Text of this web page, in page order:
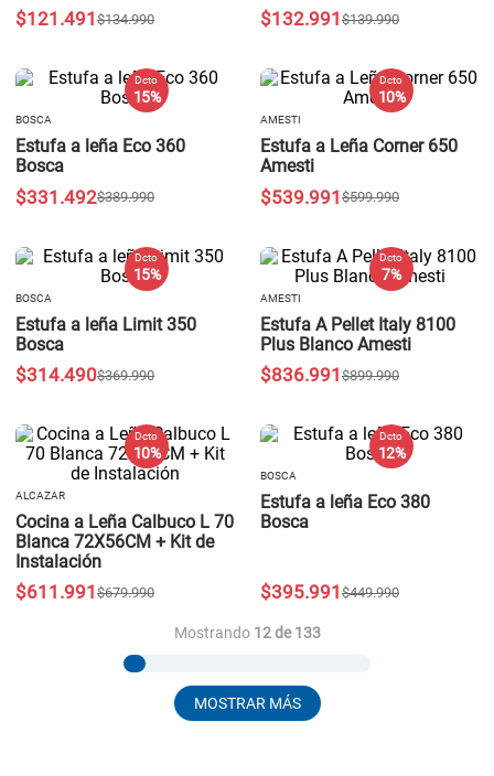
$134.990
$121 .491 $139.990
$132.991
Dcto
15 %
BOSCA
Estufa a leña Eco 360
Bosca
$389.990
$331 .492
Dcto
10 %
AMESTI
Estufa a Leña Corner 650
Amesti
$599.990
$539.991
Dcto
15 %
BOSCA
Estufa a leña Limit 350
Bosca
$369.990
$314.490
Dcto
7 %
AMESTI
Estufa A Pellet Italy 8100
Plus Blanco Amesti
$899.990
$836.991
Dcto
10 %
ALCAZAR
Cocina a Leña Calbuco L 70
Blanca 72X56CM + Kit de
Instalación
$679.990
$611 .991
Dcto
12 %
BOSCA
Estufa a leña Eco 380
Bosca
$449.990
$395.991
Mostrando 12 de 133
MOSTRAR MÁS